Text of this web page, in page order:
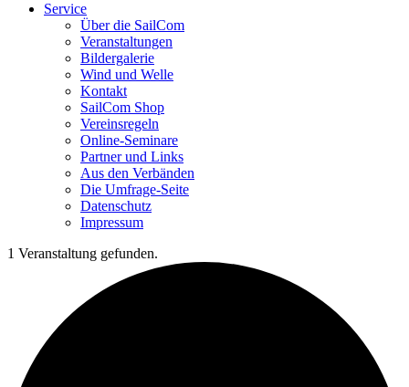
Service
Über die SailCom
Veranstaltungen
Bildergalerie
Wind und Welle
Kontakt
SailCom Shop
Vereinsregeln
Online-Seminare
Partner und Links
Aus den Verbänden
Die Umfrage-Seite
Datenschutz
Impressum
1 Veranstaltung gefunden.